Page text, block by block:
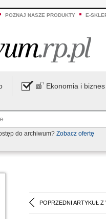
POZNAJ NASZE PRODUKTY E-
Ekonomia i biznes
do archiwum? Zobacz ofertę
POPRZEDNI ARTYKUŁ Z